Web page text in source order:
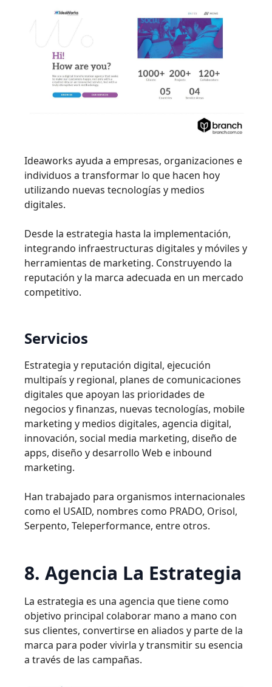
Ideaworks ayuda a empresas, organizaciones e
individuos a transformar lo que hacen hoy
utilizando nuevas tecnologías y medios
digitales.
Desde la estrategia hasta la implementación,
integrando infraestructuras digitales y móviles y
herramientas de marketing. Construyendo la
reputación y la marca adecuada en un mercado
competitivo.
Servicios
Estrategia y reputación digital, ejecución
multipaís y regional, planes de comunicaciones
digitales que apoyan las prioridades de
negocios y finanzas, nuevas tecnologías, mobile
marketing y medios digitales, agencia digital,
innovación, social media marketing, diseño de
apps, diseño y desarrollo Web e inbound
marketing.
Han trabajado para organismos internacionales
como el USAID, nombres como PRADO, Orisol,
Serpento, Teleperformance, entre otros.
8. Agencia La Estrategia
La estrategia es una agencia que tiene como
objetivo principal colaborar mano a mano con
sus clientes, convertirse en aliados y parte de la
marca para poder vivirla y transmitir su esencia
a través de las campañas.